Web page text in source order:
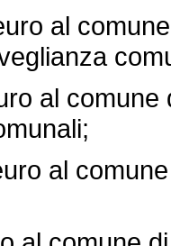
al
al
al